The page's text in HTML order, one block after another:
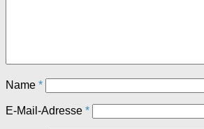
Name *
E-Mail-Adresse *